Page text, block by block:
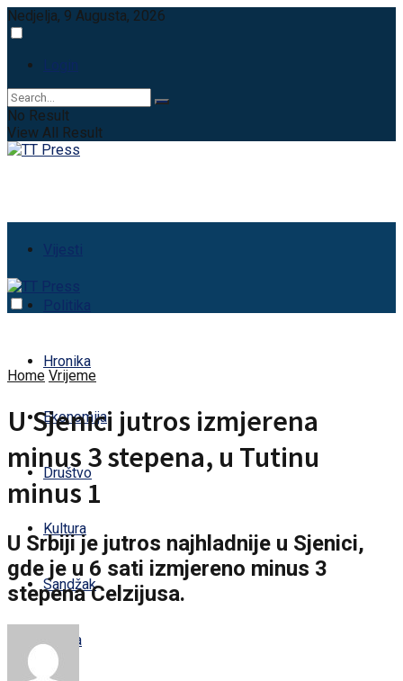
Nedjelja, 9 Augusta, 2026
Login
No Result
View All Result
Vijesti
Politika
Hronika
Ekonomija
Društvo
Kultura
Sandžak
Regija
Home Vrijeme
U Sjenici jutros izmjerena
minus 3 stepena, u Tutinu
minus 1
U Srbiji je jutros najhladnije u Sjenici,
gde je u 6 sati izmjereno minus 3
stepena Celzijusa.